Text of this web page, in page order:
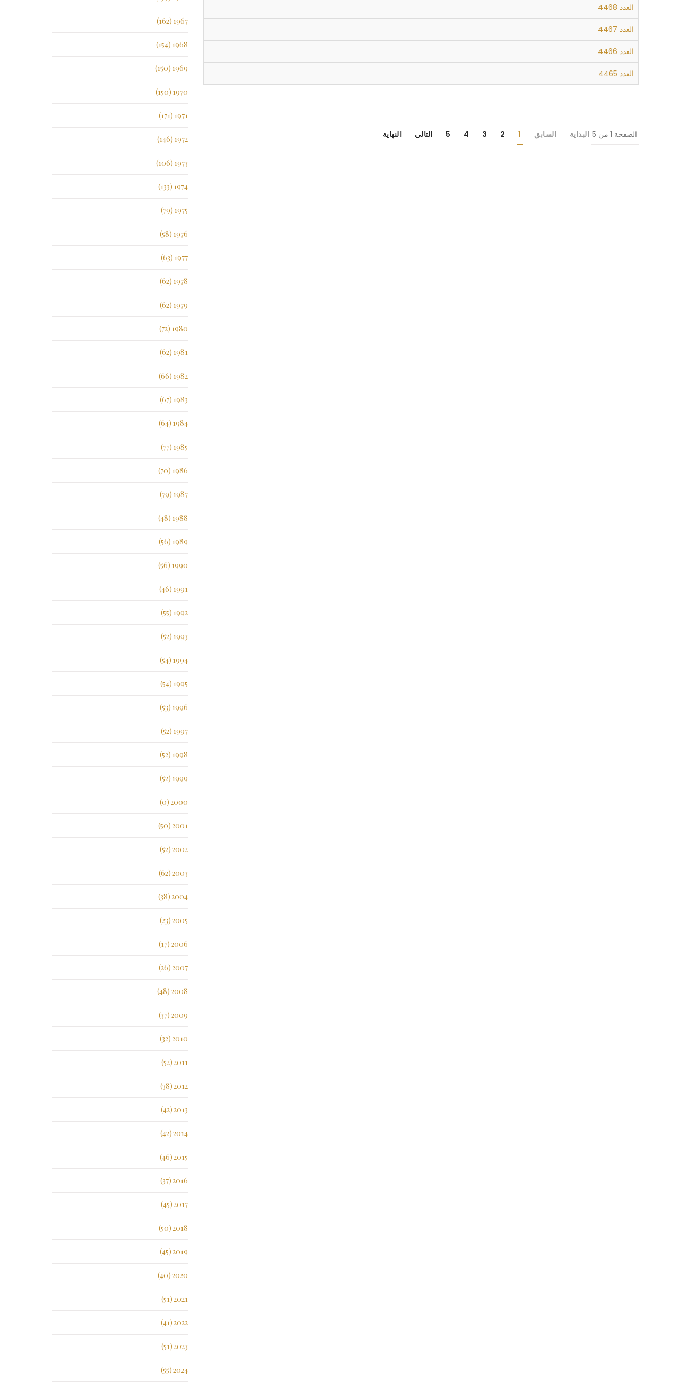
العدد 4468
العدد 4467
العدد 4466
العدد 4465
الصفحة 1 من 5 البداية السابق 1
2
3
4
5 التالي النهاية
1967 (162)
1968 (154)
1969 (150)
1970 (150)
1971 (171)
1972 (146)
1973 (106)
1974 (133)
1975 (79)
1976 (58)
1977 (63)
1978 (62)
1979 (62)
1980 (72)
1981 (62)
1982 (66)
1983 (67)
1984 (64)
1985 (77)
1986 (70)
1987 (79)
1988 (48)
1989 (56)
1990 (56)
1991 (46)
1992 (55)
1993 (52)
1994 (54)
1995 (54)
1996 (53)
1997 (52)
1998 (52)
1999 (52)
2000 (0)
2001 (50)
2002 (52)
2003 (62)
2004 (38)
2005 (23)
2006 (17)
2007 (26)
2008 (48)
2009 (37)
2010 (32)
2011 (52)
2012 (38)
2013 (42)
2014 (42)
2015 (46)
2016 (37)
2017 (45)
2018 (50)
2019 (45)
2020 (40)
2021 (51)
2022 (41)
2023 (51)
2024 (55)